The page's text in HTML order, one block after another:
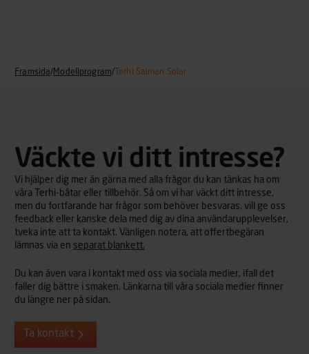
Framsida/Modellprogram/ Terhi Saiman Solar
Väckte vi ditt intresse?
Vi hjälper dig mer än gärna med alla frågor du kan tänkas ha om
våra Terhi-båtar eller tillbehör. Så om vi har väckt ditt intresse,
men du fortfarande har frågor som behöver besvaras, vill ge oss
feedback eller kanske dela med dig av dina användarupplevelser,
tveka inte att ta kontakt. Vänligen notera, att offertbegäran
lämnas via en separat blankett.
Du kan även vara i kontakt med oss via sociala medier, ifall det
faller dig bättre i smaken. Länkarna till våra sociala medier finner
du längre ner på sidan.
Ta kontakt